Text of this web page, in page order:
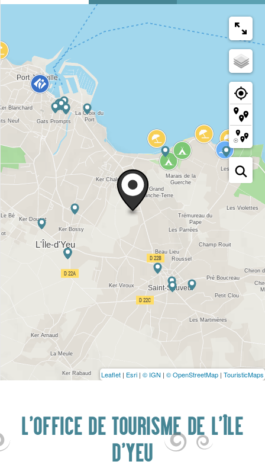
Leaflet | Esri | © IGN | © OpenStreetMap | TouristicMaps
L'OFFICE DE TOURISME DE L'ÎLE
D'YEU